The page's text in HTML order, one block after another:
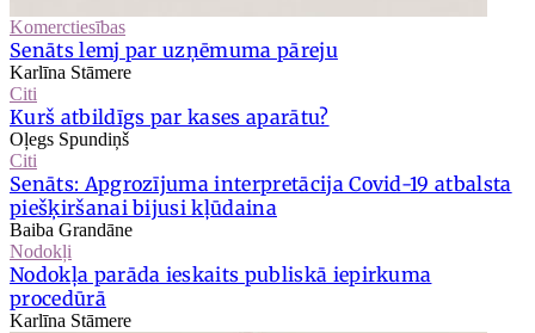
Komerctiesības
Senāts lemj par uzņēmuma pāreju
Karlīna Stāmere
Citi
Kurš atbildīgs par kases aparātu?
Oļegs Spundiņš
Citi
Senāts: Apgrozījuma interpretācija Covid-19 atbalsta
piešķiršanai bijusi kļūdaina
Baiba Grandāne
Nodokļi
Nodokļa parāda ieskaits publiskā iepirkuma
procedūrā
Karlīna Stāmere